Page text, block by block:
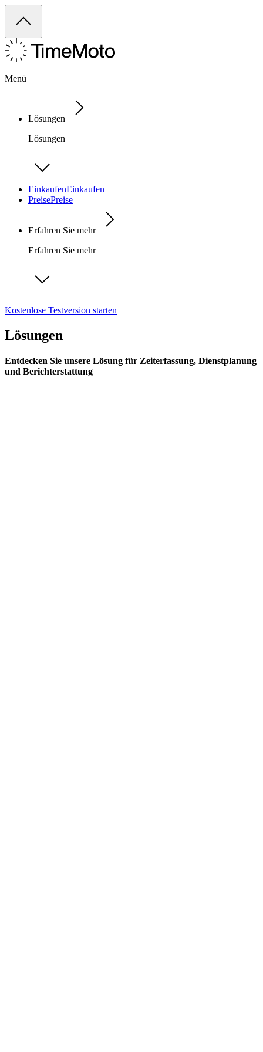
Menü
Lösungen
Lösungen
EinkaufenEinkaufen
PreisePreise
Erfahren Sie mehr
Erfahren Sie mehr
Kostenlose Testversion starten
Lösungen
Entdecken Sie unsere Lösung für Zeiterfassung, Dienstplanung
und Berichterstattung